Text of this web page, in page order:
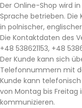
Der Online-Shop wird
Sprache betrieben.
in polnischer,
Die Kontaktdaten des
+48 538621153, +48
Der Kunde kann sich
Telefonnummern mit
Kunde kann
von Montag bis Freitag
kommunizieren.